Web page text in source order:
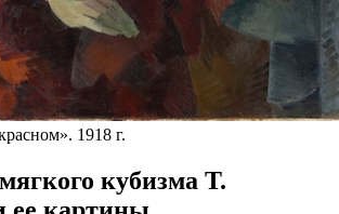
1918 г.
кубизма Т.